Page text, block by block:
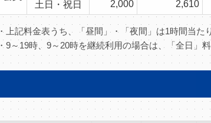
土日・祝日
2,000 2,610
・上記料金表うち、「昼間」・「夜間」は1時間当
・9～19時、9～20時を継続利用の場合は、「全日」料